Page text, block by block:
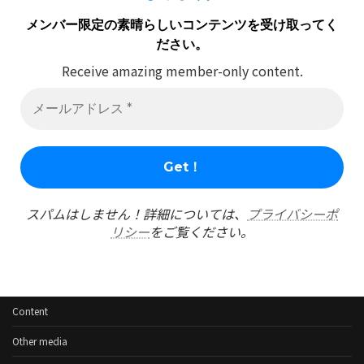
メンバー限定の素晴らしいコンテンツを受け取ってく
ださい。
Receive amazing member-only content.
スパムはしません！詳細については、
プライバシーポ
リシーをご覧ください。
Content
Other media